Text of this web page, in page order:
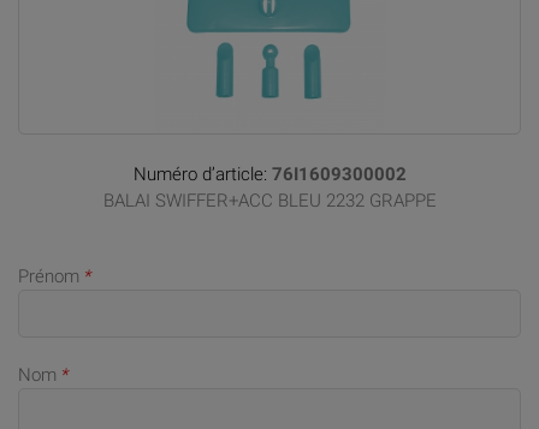
Numéro d’article: 76I1609300002
BALAI SWIFFER+ACC BLEU 2232 GRAPPE
Prénom *
Nom *